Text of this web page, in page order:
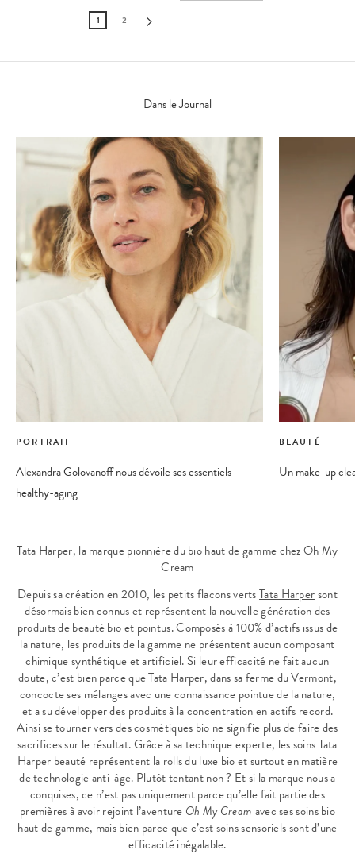
1 2
Dans le Journal
PORTRAIT
Alexandra Golovanoff nous dévoile ses essentiels
healthy-aging
BEAUTÉ
Un make-up
Tata Harper, la marque pionnière du bio haut de gamme chez Oh My
Cream
Depuis sa création en 2010, les petits flacons vertsTata Harpersont
désormais bien connus et représentent la nouvelle génération des
produits de beauté bio et pointus. Composés à 100% d’actifs issus de
la nature, les produits de la gamme ne présentent aucun composant
chimique synthétique et artificiel. Si leur efficacité ne fait aucun
doute, c’est bien parce que Tata Harper, dans sa ferme du Vermont,
concocte ses mélanges avec une connaissance pointue de la nature,
et a su développer des produits à la concentration en actifs record.
Ainsi se tourner vers des cosmétiques bio ne signifie plus de faire des
sacrifices sur le résultat. Grâce à sa technique experte, les soins Tata
Harper beauté représentent la rolls du luxe bio et surtout en matière
de technologie anti-âge. Plutôt tentant non ? Et si la marque nous a
conquises, ce n’est pas uniquement parce qu’elle fait partie des
premières à avoir rejoint l’aventure Oh My Cream avec ses soins bio
haut de gamme, mais bien parce que c’est soins sensoriels sont d’une
efficacité inégalable.